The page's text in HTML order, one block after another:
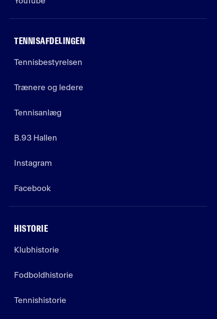
TENNISAFDELINGEN
Tennisbestyrelsen
Trænere og ledere
Tennisanlæg
B.93 Hallen
Instagram
Facebook
HISTORIE
Klubhistorie
Fodboldhistorie
Tennishistorie